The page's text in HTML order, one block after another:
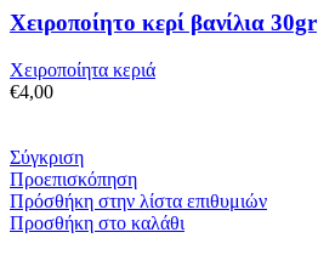
Χειροποίητο κερί βανίλια 30gr
Χειροποίητα κεριά
€4,00
Σύγκριση
Προεπισκόπηση
Πρόσθήκη στην λίστα επιθυμιών
Προσθήκη στο καλάθι